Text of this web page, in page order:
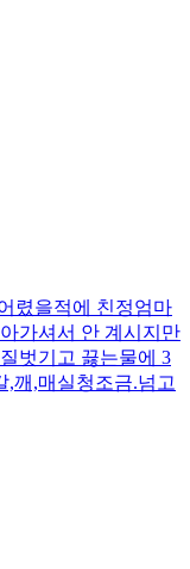
렸을적에 친정엄마
가셔서 안 계시지만
벗기고 끓는물에 3
,깨,매실청조금.넘고